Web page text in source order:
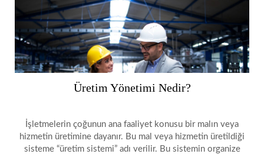
Üretim Yönetimi Nedir?
İşletmelerin çoğunun ana faaliyet konusu bir malın veya
hizmetin üretimine dayanır. Bu mal veya hizmetin üretildiği
sisteme “üretim sistemi” adı verilir. Bu sistemin organize